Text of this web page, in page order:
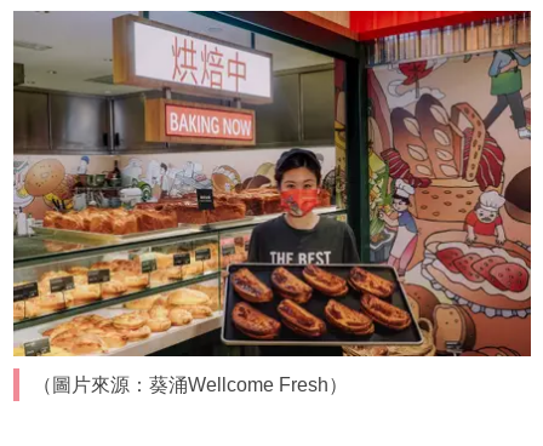
（圖片來源：葵涌Wellcome Fresh）